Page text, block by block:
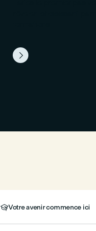

Votre avenir commence ici